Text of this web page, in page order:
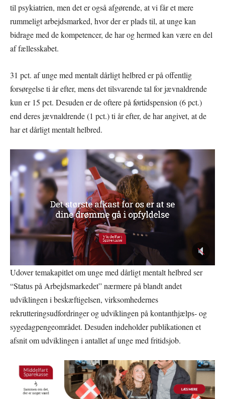
til psykiatrien, men det er også afgørende, at vi får et mere
rummeligt arbejdsmarked, hvor der er plads til, at unge kan
bidrage med de kompetencer, de har og hermed kan være en del
af fællesskabet.
31 pct. af unge med mentalt dårligt helbred er på offentlig
forsørgelse ti år efter, mens det tilsvarende tal for jævnaldrende
kun er 15 pct. Desuden er de oftere på førtidspension (6 pct.)
end deres jævnaldrende (1 pct.) ti år efter, de har angivet, at de
har et dårligt mentalt helbred.
Udover temakapitlet om unge med dårligt mentalt helbred ser
“Status på Arbejdsmarkedet” nærmere på blandt andet
udviklingen i beskæftigelsen, virksomhedernes
rekrutteringsudfordringer og udviklingen på kontanthjælps- og
sygedagpengeområdet. Desuden indeholder publikationen et
afsnit om udviklingen i antallet af unge med fritidsjob.